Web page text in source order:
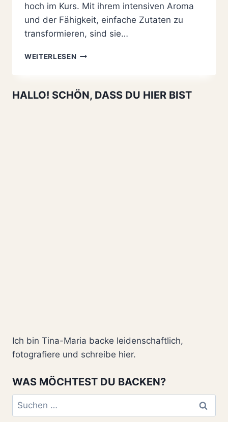
hoch im Kurs. Mit ihrem intensiven Aroma
und der Fähigkeit, einfache Zutaten zu
transformieren, sind sie…
WEITERLESEN KRÄUTER-
MACHEN:
HALLO! SCHÖN, DASS DU HIER BIST
Ich bin Tina-Maria backe leidenschaftlich,
fotografiere und schreibe hier.
WAS MÖCHTEST DU BACKEN?
Suchen
nach: